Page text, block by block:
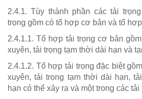
2.4.1. Tùy thành phần các tải
trọng gồm có tổ hợp cơ bản và tổ
2.4.1.1. Tổ hợp tải trọng cơ bản
xuyên, tải trọng tạm thời dài hạn và
2.4.1.2. Tổ hợp tải trọng đặc biệt
xuyên, tải trọng tạm thời dài hạn,
hạn có thể xảy ra và một trong các tải